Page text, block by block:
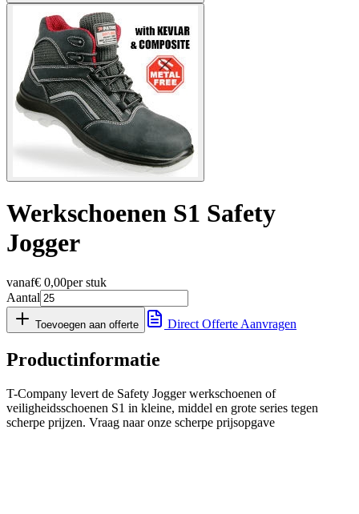
Werkschoenen S1 Safety
Jogger
vanaf€ 0,00per stuk
Aantal
Toevoegen aan offerte Direct Offerte Aanvragen
Productinformatie
T-Company levert de Safety Jogger werkschoenen of
veiligheidsschoenen S1 in kleine, middel en grote series tegen
scherpe prijzen. Vraag naar onze scherpe prijsopgave